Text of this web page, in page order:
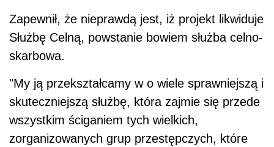
Zapewnił, że nieprawdą jest, iż projekt likwiduje
Służbę Celną, powstanie bowiem służba celno-
skarbowa.
"My ją przekształcamy w o wiele sprawniejszą i
skuteczniejszą służbę, która zajmie się przede
wszystkim ściganiem tych wielkich,
zorganizowanych grup przestępczych, które